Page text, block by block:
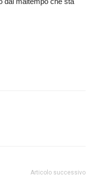
Articolo successivo